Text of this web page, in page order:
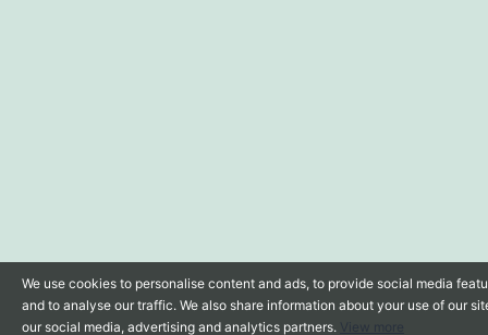
We use cookies to personalise content and ads, to provide social media
and to analyse our traffic. We also share information about your use of our
our social media, advertising and analytics partners.